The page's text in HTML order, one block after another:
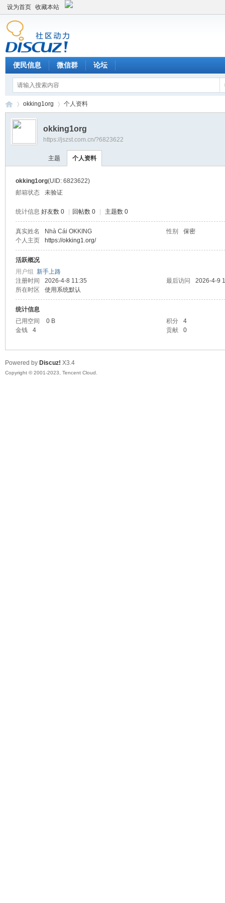
设为首页 收藏本站
便民信息 微信群 论坛
uz!
›
okking1org 个人资料
okking1org
https://jszst.com.cn/?6823622
主题 个人资料
okking1org(UID: 6823622)
邮箱状态
未验证
统计信息 好友数 0 回帖数 0 主题数 0
真实姓名 Nhà Cái OKKING 性别
保密
个人主页
https://okking1.org/
活跃概况
用户组 新手上路
注册时间
2026-4-8 11:35 最后访问
2026-4-9
所在时区
使用系统默认
统计信息
已用空间
0 B 积分
4
金钱
4 贡献 0
Powered by Discuz! X3.4
Copyright © 2001-2023, Tencent Cloud.